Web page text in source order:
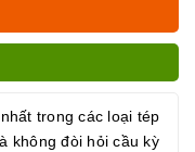
trong các loại tép
không đòi hỏi cầu kỳ